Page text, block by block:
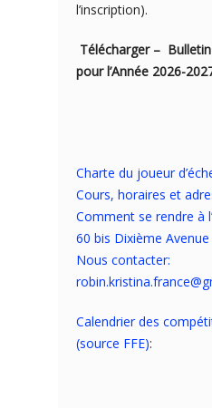
l’inscription).
Télécharger –
pour l’Année 2026-
Charte du joueur
Cours, horaires et
Comment se rendre à
60 bis Dixième
Nous contacter:
Calendrier des
(source FFE):